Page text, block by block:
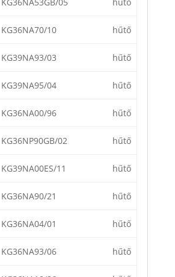
KG36NA70/10 hűtő
KG39NA93/03 hűtő
KG39NA95/04 hűtő
KG36NA00/96 hűtő
KG36NP90GB/02 hűtő
KG39NA00ES/11 hűtő
KG36NA90/21 hűtő
KG36NA04/01 hűtő
KG36NA93/06 hűtő